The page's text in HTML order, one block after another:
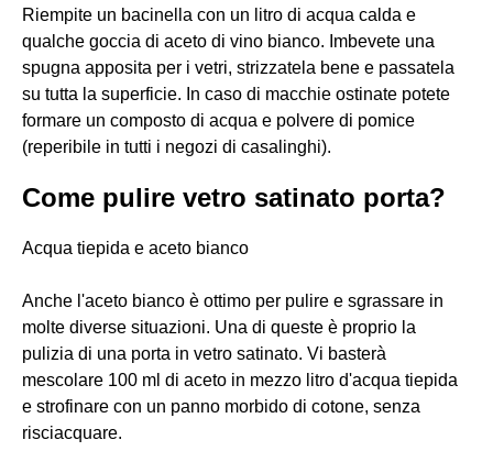
Riempite un bacinella con un litro di acqua calda e
qualche goccia di aceto di vino bianco. Imbevete una
spugna apposita per i vetri, strizzatela bene e passatela
su tutta la superficie. In caso di macchie ostinate potete
formare un composto di acqua e polvere di pomice
(reperibile in tutti i negozi di casalinghi).
Come pulire vetro satinato porta?
Acqua tiepida e aceto bianco
Anche l'aceto bianco è ottimo per pulire e sgrassare in
molte diverse situazioni. Una di queste è proprio la
pulizia di una porta in vetro satinato. Vi basterà
mescolare 100 ml di aceto in mezzo litro d'acqua tiepida
e strofinare con un panno morbido di cotone, senza
risciacquare.